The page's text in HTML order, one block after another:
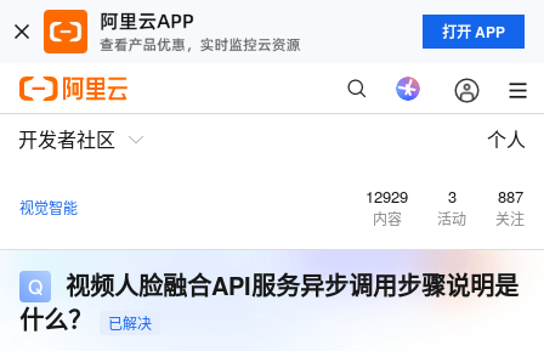
打开 APP
开发者社区 个人
视觉智能 12929
内容
3
活动
887
关注
视频人脸融合API服务异步调用步骤说明是
什么？
已解决